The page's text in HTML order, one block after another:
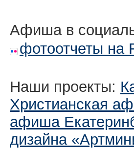
Афиша в
фотоотчеты на
Наши проекты:
Христианская
афиша
дизайна